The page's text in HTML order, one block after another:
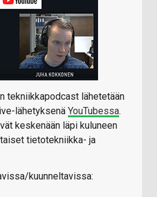
tekniikkapodcast lähetetään
lähetyksenä YouTubessa.
keskenään läpi kuluneen
tietotekniikka- ja
kuunneltavissa: